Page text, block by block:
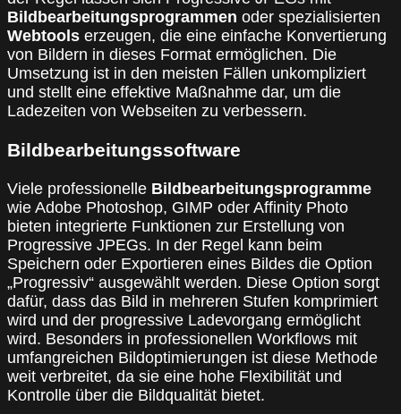
Bildbearbeitungsprogrammen oder spezialisierten
Webtools erzeugen, die eine einfache Konvertierung
von Bildern in dieses Format ermöglichen. Die
Umsetzung ist in den meisten Fällen unkompliziert
und stellt eine effektive Maßnahme dar, um die
Ladezeiten von Webseiten zu verbessern.
Bildbearbeitungssoftware
Viele professionelle Bildbearbeitungsprogramme
wie Adobe Photoshop, GIMP oder Affinity Photo
bieten integrierte Funktionen zur Erstellung von
Progressive JPEGs. In der Regel kann beim
Speichern oder Exportieren eines Bildes die Option
„Progressiv“ ausgewählt werden. Diese Option sorgt
dafür, dass das Bild in mehreren Stufen komprimiert
wird und der progressive Ladevorgang ermöglicht
wird. Besonders in professionellen Workflows mit
umfangreichen Bildoptimierungen ist diese Methode
weit verbreitet, da sie eine hohe Flexibilität und
Kontrolle über die Bildqualität bietet.